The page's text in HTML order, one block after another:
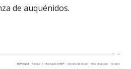
de auquénidos.